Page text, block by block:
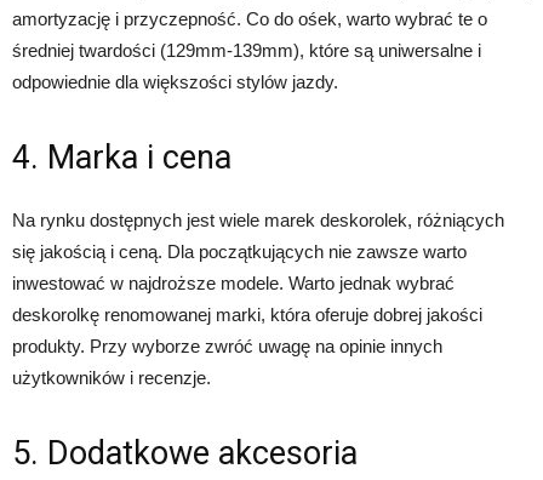
amortyzację i przyczepność. Co do ośek, warto wybrać te o
średniej twardości (129mm-139mm), które są uniwersalne i
odpowiednie dla większości stylów jazdy.
4. Marka i cena
Na rynku dostępnych jest wiele marek deskorolek, różniących
się jakością i ceną. Dla początkujących nie zawsze warto
inwestować w najdroższe modele. Warto jednak wybrać
deskorolkę renomowanej marki, która oferuje dobrej jakości
produkty. Przy wyborze zwróć uwagę na opinie innych
użytkowników i recenzje.
5. Dodatkowe akcesoria